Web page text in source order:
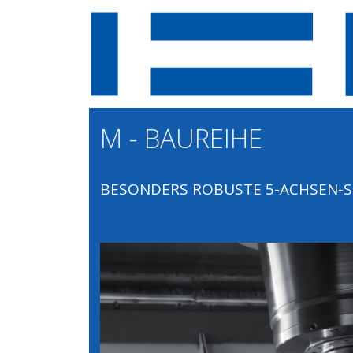
M - BAUREIHE
BESONDERS ROBUSTE 5-